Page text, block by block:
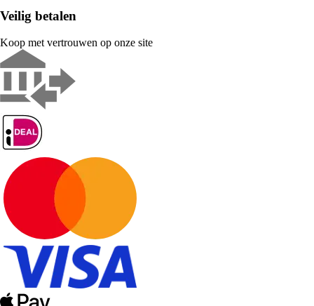
Veilig betalen
Koop met vertrouwen op onze site